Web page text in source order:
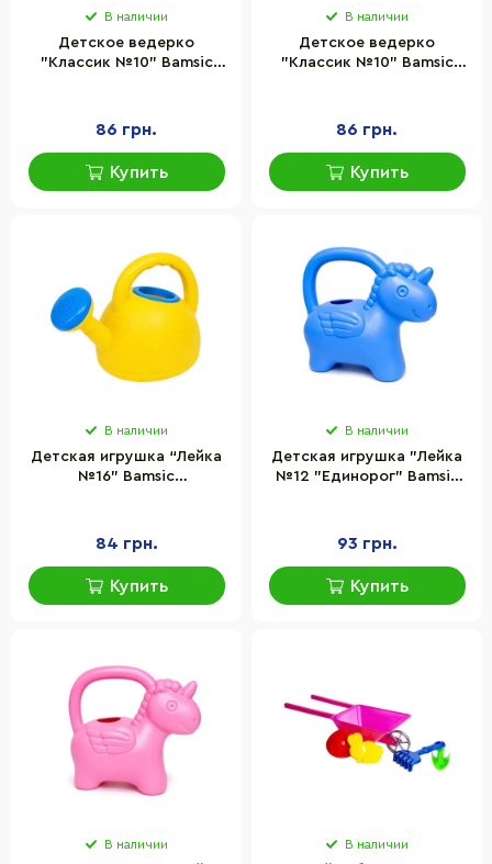
В наличии
Детское ведерко
"Классик №10" Bamsic
86 грн.
Купить
В наличии
Детское ведерко
"Классик №10" Bamsic
86 грн.
Купить
В наличии
Детская игрушка “Лейка
№16" Bamsic
84 грн.
Купить
В наличии
Детская игрушка "Лейка
№12 "Единорог" Bamsic
93 грн.
Купить
В наличии В наличии